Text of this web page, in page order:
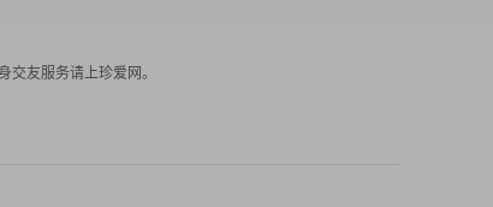
交友服务请上珍爱网。